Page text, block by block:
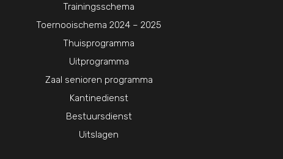
Trainingsschema
Toernooischema 2024 – 2025
Thuisprogramma
Uitprogramma
Zaal senioren programma
Kantinedienst
Bestuursdienst
Uitslagen